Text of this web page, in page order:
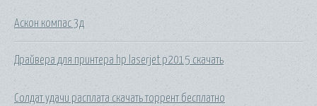
Аскон компас 3д
Драйвера для принтера hp laserjet p2015 скачать
Солдат удачи расплата скачать торрент бесплатно